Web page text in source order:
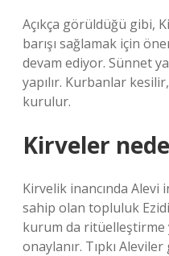
Açıkça görüldüğü gibi,
barışı sağlamak için
devam ediyor. Sünnet
yapılır. Kurbanlar
kurulur.
Kirveler
Kirvelik inancında Alevi
sahip olan topluluk
kurum da ritüelleştirme
onaylanır. Tıpkı